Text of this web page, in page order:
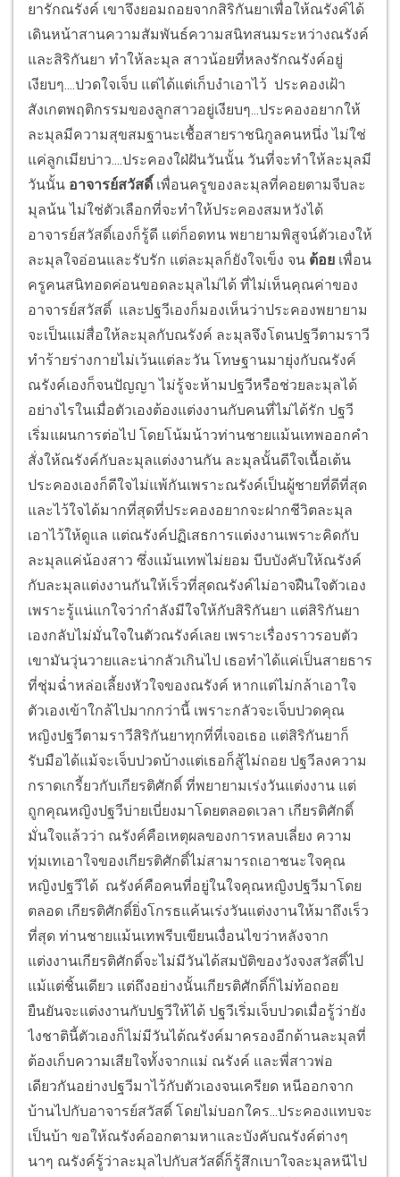
ยารักณรังค์ เขาจึงยอมถอยจากสิริกันยาเพื่อให้ณรังค์ได้
เดินหน้าสานความสัมพันธ์ความสนิทสนมระหว่างณรังค์
และสิริกันยา ทำให้ละมุล สาวน้อยที่หลงรักณรังค์อยู่
เงียบๆ....ปวดใจเจ็บ แต่ได้แต่เก็บงำเอาไว้ ประคองเฝ้า
สังเกตพฤติกรรมของลูกสาวอยู่เงียบๆ...ประคองอยากให้
ละมุลมีความสุขสมฐานะเชื้อสายราชนิกูลคนหนึ่ง ไม่ใช่
แค่ลูกเมียบ่าว....ประคองใฝ่ฝันวันนั้น วันที่จะทำให้ละมุลมี
วันนั้น อาจารย์สวัสดิ์ เพื่อนครูของละมุลที่คอยตามจีบละ
มุลน้น ไม่ใช่ตัวเลือกที่จะทำให้ประคองสมหวังได้
อาจารย์สวัสดิ์เองก็รู้ดี แต่ก็อดทน พยายามพิสูจน์ตัวเองให้
ละมุลใจอ่อนและรับรัก แต่ละมุลก็ยังใจเข็ง จน ต้อย เพื่อน
ครูคนสนิทอดค่อนขอดละมุลไม่ได้ ที่ไม่เห็นคุณค่าของ
อาจารย์สวัสดิ์ และปฐวีเองก็มองเห็นว่าประคองพยายาม
จะเป็นแม่สื่อให้ละมุลกับณรังค์ ละมุลจึงโดนปฐวีตามราวี
ทำร้ายร่างกายไม่เว้นแต่ละวัน โทษฐานมายุ่งกับณรังค์
ณรังค์เองก็จนปัญญา ไม่รู้จะห้ามปฐวีหรือช่วยละมุลได้
อย่างไรในเมื่อตัวเองต้องแต่งงานกับคนที่ไม่ได้รัก ปฐวี
เริ่มแผนการต่อไป โดยโน้มน้าวท่านชายแม้นเทพออกคำ
สั่งให้ณรังค์กับละมุลแต่งงานกัน ละมุลนั้นดีใจเนื้อเต้น
ประคองเองก็ดีใจไม่แพ้กันเพราะณรังค์เป็นผู้ชายที่ดีที่สุด
และไว้ใจได้มากที่สุดที่ประคองอยากจะฝากชีวิตละมุล
เอาไว้ให้ดูแล แต่ณรังค์ปฏิเสธการแต่งงานเพราะคิดกับ
ละมุลแค่น้องสาว ซึ่งแม้นเทพไม่ยอม บีบบังคับให้ณรังค์
กับละมุลแต่งงานกันให้เร็วที่สุดณรังค์ไม่อาจฝืนใจตัวเอง
เพราะรู้แน่แกใจว่ากำลังมีใจให้กับสิริกันยา แต่สิริกันยา
เองกลับไม่มั่นใจในตัวณรังค์เลย เพราะเรื่องราวรอบตัว
เขามันวุ่นวายและน่ากลัวเกินไป เธอทำได้แค่เป็นสายธาร
ที่ชุ่มฉ่ำหล่อเลี้ยงหัวใจของณรังค์ หากแต่ไม่กล้าเอาใจ
ตัวเองเข้าใกล้ไปมากกว่านี้ เพราะกลัวจะเจ็บปวดคุณ
หญิงปฐวีตามราวีสิริกันยาทุกที่ที่เจอเธอ แต่สิริกันยาก็
รับมือได้แม้จะเจ็บปวดบ้างแต่เธอก็สู้ไม่ถอย ปฐวีลงความ
กราดเกรี้ยวกับเกียรติศักดิ์ ที่พยายามเร่งวันแต่งงาน แต่
ถูกคุณหญิงปฐวีบ่ายเบี่ยงมาโดยตลอดเวลา เกียรติศักดิ์
มั่นใจแล้วว่า ณรังค์คือเหตุผลของการหลบเลี่ยง ความ
ทุ่มเทเอาใจของเกียรติศักดิ์ไม่สามารถเอาชนะใจคุณ
หญิงปฐวีได้ ณรังค์คือคนที่อยู่ในใจคุณหญิงปฐวีมาโดย
ตลอด เกียรติศักดิ์ยิ่งโกรธแค้นเร่งวันแต่งงานให้มาถึงเร็ว
ที่สุด ท่านชายแม้นเทพรีบเขียนเงื่อนไขว่าหลังจาก
แต่งงานเกียรติศักดิ์จะไม่มีวันได้สมบัติของวังจงสวัสดิ์ไป
แม้แต่ชิ้นเดียว แต่ถึงอย่างนั้นเกียรติศักดิ์ก็ไม่ท้อถอย
ยืนยันจะแต่งงานกับปฐวีให้ได้ ปฐวีเริ่มเจ็บปวดเมื่อรู้ว่ายัง
ไงชาตินี้ตัวเองก็ไม่มีวันได้ณรังค์มาครองอีกด้านละมุลที่
ต้องเก็บความเสียใจทั้งจากแม่ ณรังค์ และพี่สาวพ่อ
เดียวกันอย่างปฐวีมาไว้กับตัวเองจนเครียด หนีออกจาก
บ้านไปกับอาจารย์สวัสดิ์ โดยไม่บอกใคร...ประคองแทบจะ
เป็นบ้า ขอให้ณรังค์ออกตามหาและบังคับณรังค์ต่างๆ
นาๆ ณรังค์รู้ว่าละมุลไปกับสวัสดิ์ก็รู้สึกเบาใจละมุลหนีไป